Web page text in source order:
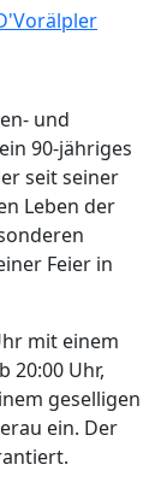
und
90-jähriges
seit seiner
Leben der
Feier in
mit einem
20:00 Uhr,
geselligen
ein. Der